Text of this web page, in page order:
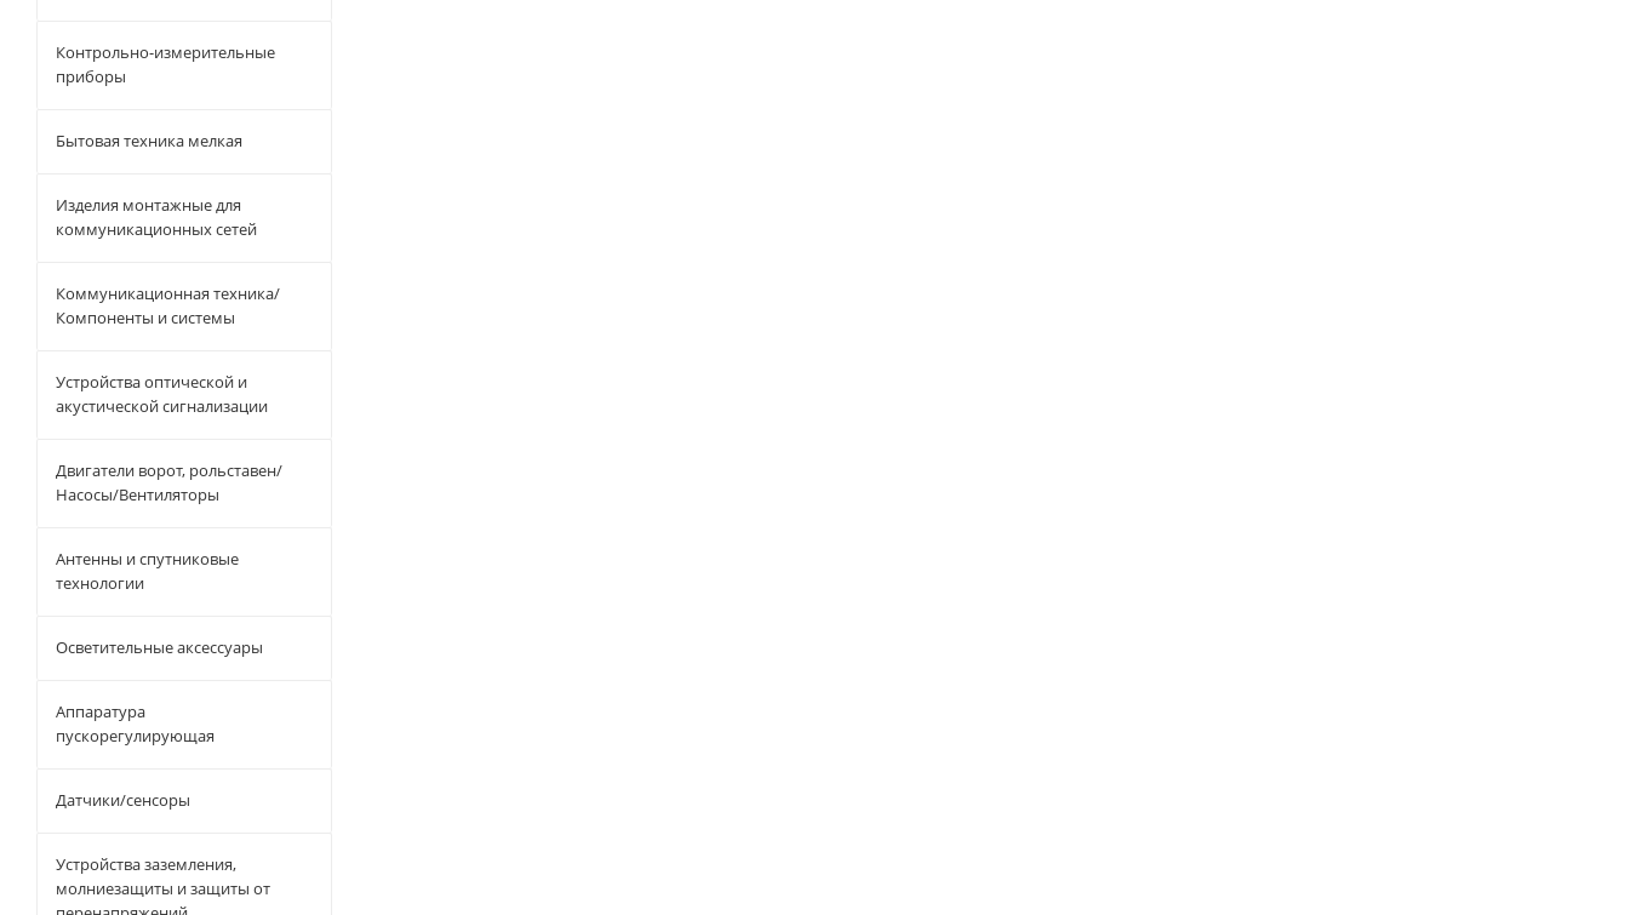
Контрольно-измерительные
приборы
Бытовая техника мелкая
Изделия монтажные для
коммуникационных сетей
Коммуникационная техника/
Компоненты и системы
Устройства оптической и
акустической сигнализации
Двигатели ворот, рольставен/
Насосы/Вентиляторы
Антенны и спутниковые
технологии
Осветительные аксессуары
Аппаратура
пускорегулирующая
Датчики/сенсоры
Устройства заземления,
молниезащиты и защиты от